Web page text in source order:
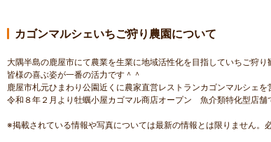
カゴンマルシェいちご狩り農園について
大隅半島の鹿屋市にて農業を生業に地域活性化を目指していちご狩り
皆様の喜ぶ姿が一番の活力です＾＾
鹿屋市札元ひまわり公園近くに農家直営レストランカゴンマルシェ
令和８年２月より牡蠣小屋カゴマル商店オープン 魚介類特化型店舗
※掲載されている情報や写真については最新の情報とは限りません。